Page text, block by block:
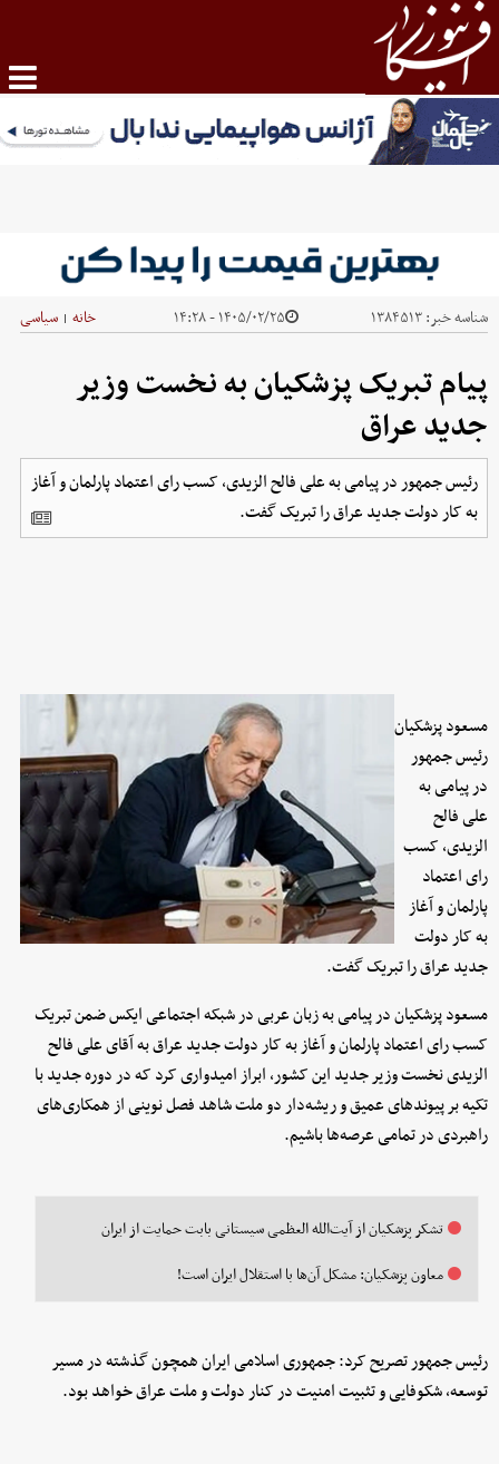
شناسه خبر:۱۳۸۴۵۱۳ ۱۴۰۵/۰۲/۲۵ - ۱۴:۲۸ خانه | سیاسی
پیام تبریک پزشکیان به نخست وزیر
جدید عراق
رئیس جمهور در پیامی به علی فالح الزیدی، کسب رای اعتماد پارلمان و آغاز
به کار دولت جدید عراق را تبریک گفت.
مسعود پزشکیان
رئیس جمهور
در پیامی به
علی فالح
الزیدی، کسب
رای اعتماد
پارلمان و آغاز
به کار دولت
جدید عراق را تبریک گفت.
مسعود پزشکیان در پیامی به زبان عربی در شبکه اجتماعی ایکس ضمن تبریک
کسب رای اعتماد پارلمان و آغاز به کار دولت جدید عراق به آقای علی فالح
الزیدی نخست وزیر جدید این کشور، ابراز امیدواری کرد که در دوره جدید با
تکیه بر پیوندهای عمیق و ریشه‌دار دو ملت شاهد فصل نوینی از همکاری‌های
راهبردی در تمامی عرصه‌ها باشیم.
تشکر پزشکیان از آیت‌الله العظمی سیستانی بابت حمایت از ایران
معاون پزشکیان: مشکل آن‌ها با استقلال ایران است!
رئیس جمهور تصریح کرد: جمهوری اسلامی ایران همچون گذشته در مسیر
توسعه، شکوفایی و تثبیت امنیت در کنار دولت و ملت عراق خواهد بود.